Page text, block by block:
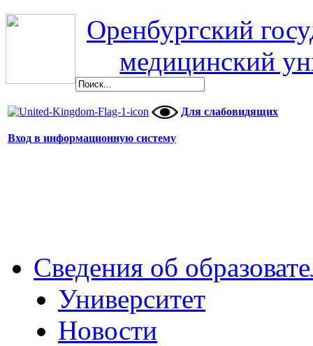
Оренбургский
медицинский
Для слабовидящих
Вход в информационную систему
Сведения об
Университет
Новости